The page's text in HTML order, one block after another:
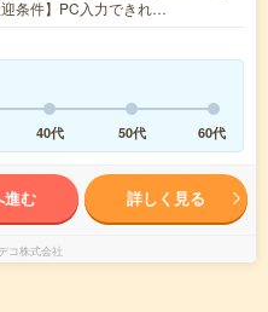
条件】PC入力できれ…
40代 50代 60代
進む 詳しく見る
コ株式会社